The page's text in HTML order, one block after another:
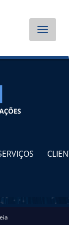
Toggle